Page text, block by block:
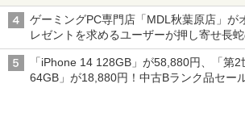
型モニターが9,801円、暑さ指数連動セー
ゲーミングPC専門店「MDL秋葉原店」が
レゼントを求めるユーザーが押し寄せ長
「iPhone 14 128GB」が58,880円、「第
64GB」が18,880円！中古Bランク品セー